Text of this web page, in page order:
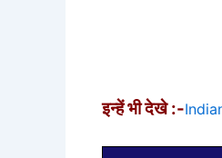
इन्हें भी देखे :-